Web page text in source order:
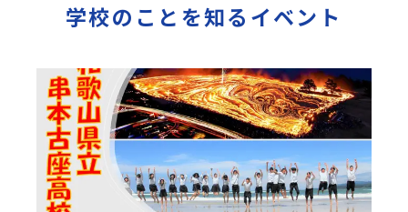
学校のことを知るイベント